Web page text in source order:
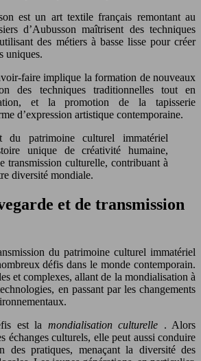
est un art textile français remontant au
d’Aubusson maîtrisent des techniques
des métiers à basse lisse pour créer
uniques.
faire implique la formation de nouveaux
des techniques traditionnelles tout en
et la promotion de la tapisserie
d’expression artistique contemporaine.
du patrimoine culturel immatériel
unique de créativité humaine,
transmission culturelle, contribuant à
diversité mondiale.
et de transmission
du patrimoine culturel immatériel
défis dans le monde contemporain.
et complexes, allant de la mondialisation à
en passant par les changements
est la mondialisation culturelle . Alors
échanges culturels, elle peut aussi conduire
des pratiques, menaçant la diversité des